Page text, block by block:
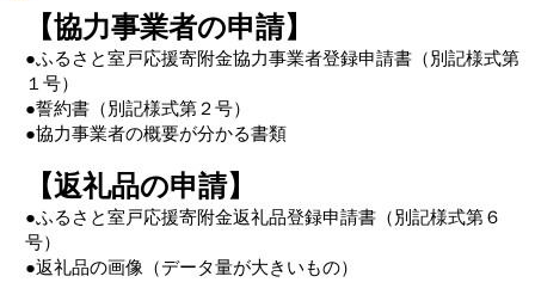
【協力事業者の申請】
●ふるさと室戸応援寄附金協力事業者登録申請書（別記様式第
１号）
●誓約書（別記様式第２号）
●協力事業者の概要が分かる書類
【返礼品の申請】
●ふるさと室戸応援寄附金返礼品登録申請書（別記様式第６
号）
●返礼品の画像（データ量が大きいもの）